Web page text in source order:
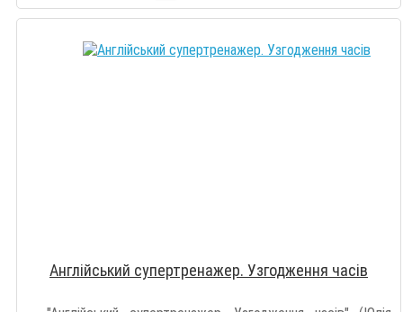
Англійський супертренажер. Узгодження часів